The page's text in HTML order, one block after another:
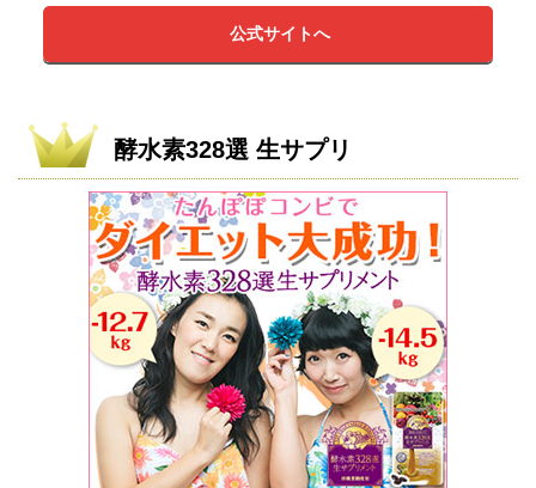
公式サイトへ
酵水素328選 生サプリ